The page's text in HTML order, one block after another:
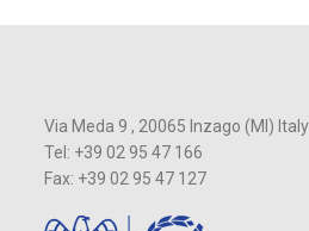
Via Meda 9 , 20065 Inzago (MI) Italy
Tel: +39 02 95 47 166
Fax: +39 02 95 47 127